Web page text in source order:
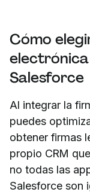
Cómo
Salesforce
Al integrar la
puedes
obtener firmas
propio CRM
no todas las
Salesforce son